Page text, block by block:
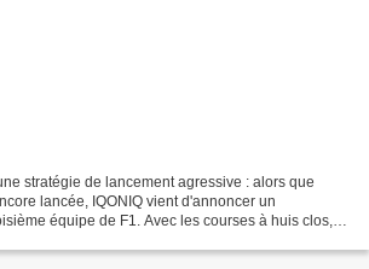
stratégie de lancement agressive : alors que
lancée, IQONIQ vient d'annoncer un
équipe de F1. Avec les courses à huis clos,